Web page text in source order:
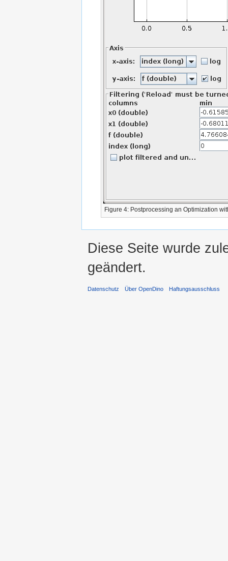
Figure 4: Postprocessing an Optimization
Diese Seite wurde
geändert.
Datenschutz Über OpenDino Haftungsausschluss